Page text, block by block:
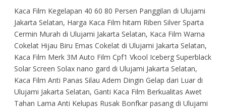
Kaca Film Kegelapan 40 60 80 Persen Panggilan di Ulujami
Jakarta Selatan, Harga Kaca Film hitam Riben Silver Sparta
Cermin Murah di Ulujami Jakarta Selatan, Kaca Film Warna
Cokelat Hijau Biru Emas Cokelat di Ulujami Jakarta Selatan,
Kaca Film Merk 3M Auto Film Cpf1 Vkool Iceberg Superblack
Solar Screen Solax nano gard di Ulujami Jakarta Selatan,
Kaca Film Anti Panas Silau Adem Dingin Gelap dari Luar di
Ulujami Jakarta Selatan, Ganti Kaca Film Berkualitas Awet
Tahan Lama Anti Kelupas Rusak Bonfkar pasang di Ulujami